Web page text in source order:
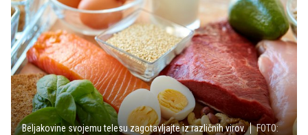
Beljakovine svojemu telesu zagotavljajte iz različnih virov.
FOTO: